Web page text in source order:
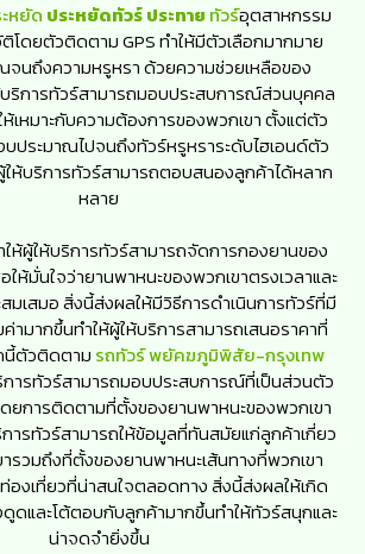
หยัด ประหยัดทัวร์ ประทาย ทัวร์อุตสาหกรรม
โดยตัวติดตาม GPS ทำให้มีตัวเลือกมากมาย
นถึงความหรูหรา ด้วยความช่วยเหลือของ
บริการทัวร์สามารถมอบประสบการณ์ส่วนบุคคล
เหมาะกับความต้องการของพวกเขา ตั้งแต่ตัว
ประมาณไปจนถึงทัวร์หรูหราระดับไฮเอนด์ตัว
ให้บริการทัวร์สามารถตอบสนองลูกค้าได้หลาก
หลาย
ห้ผู้ให้บริการทัวร์สามารถจัดการกองยานของ
ให้มั่นใจว่ายานพาหนะของพวกเขาตรงเวลาและ
มเสมอ สิ่งนี้ส่งผลให้มีวิธีการดำเนินการทัวร์ที่มี
ามากขึ้นทำให้ผู้ให้บริการสามารถเสนอราคาที่
นี้ตัวติดตาม รถทัวร์ พยัคฆภูมิพิสัย-กรุงเทพ
การทัวร์สามารถมอบประสบการณ์ที่เป็นส่วนตัว
ยการติดตามที่ตั้งของยานพาหนะของพวกเขา
ารทัวร์สามารถให้ข้อมูลที่ทันสมัยแก่ลูกค้าเกี่ยว
รวมถึงที่ตั้งของยานพาหนะเส้นทางที่พวกเขา
องเที่ยวที่น่าสนใจตลอดทาง สิ่งนี้ส่งผลให้เกิด
ดและโต้ตอบกับลูกค้ามากขึ้นทำให้ทัวร์สนุกและ
น่าจดจำยิ่งขึ้น